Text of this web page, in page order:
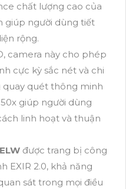
chất lượng cao của
giúp người dùng tiết
rộng.
camera này cho phép
cực kỳ sắc nét và chi
quay quét thông minh
giúp người dùng
linh hoạt và thuận
được trang bị công
EXIR 2.0, khả năng
sát trong mọi điều